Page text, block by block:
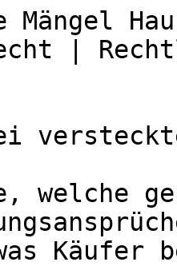
Mängel
|
welche
Käufer